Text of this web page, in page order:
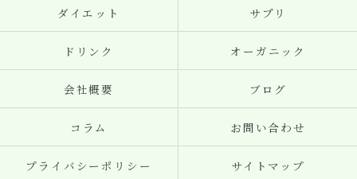
ダイエット サプリ
ドリンク オーガニック
会社概要 ブログ
コラム お問い合わせ
プライバシーポリシー サイトマップ